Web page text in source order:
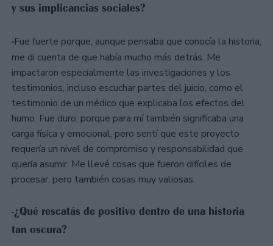
y sus implicancias sociales?
-Fue fuerte porque, aunque pensaba que conocía la historia,
me di cuenta de que había mucho más detrás. Me
impactaron especialmente las investigaciones y los
testimonios, incluso escuchar partes del juicio, como el
testimonio de un médico que explicaba los efectos del
humo. Fue duro, porque para mí también significaba una
carga física y emocional, pero sentí que este proyecto
requería un nivel de compromiso y responsabilidad que
quería asumir. Me llevé cosas que fueron difíciles de
procesar, pero también cosas muy valiosas.
-¿Qué rescatás de positivo dentro de una historia
tan oscura?